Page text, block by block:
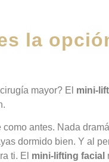
la
mayor? El mini-
antes. Nada
dormido bien. Y al
ti. El mini-lifting facial